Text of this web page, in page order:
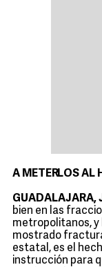
A METERLOS AL
GUADALAJARA,
bien en las
metropolitanos, y
mostrado
estatal, es el
instrucción para